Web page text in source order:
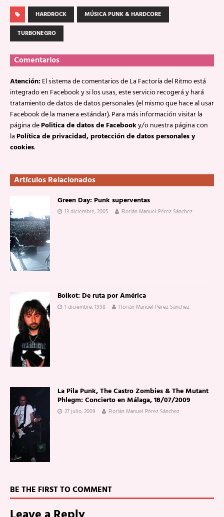
HARDROCK
MÚSICA PUNK & HARDCORE
TURBONEGRO
Comentarios
Atención:El sistema de comentarios de La Factoría del Ritmo está
integrado en Facebook y si los usas, este servicio recogerá y hará
tratamiento de datos de datos personales (el mismo que hace al usar
Facebook de la manera estándar). Para más información visitar la
página dePolitica de datos de Facebooky/o nuestra página con
laPolítica de privacidad, protección de datos personales y
cookies.
Artículos Relacionados
Green Day: Punk superventas
13 diciembre, 2005 Florián Manuel Pérez Sánchez
Boikot: De ruta por América
1 diciembre, 1998 Florián Manuel Pérez Sánchez
La Pila Punk, The Castro Zombies & The Mutant
Phlegm: Concierto en Málaga, 18/07/2009
27 julio, 2009 Florián Manuel Pérez Sánchez
BE THE FIRST TO COMMENT